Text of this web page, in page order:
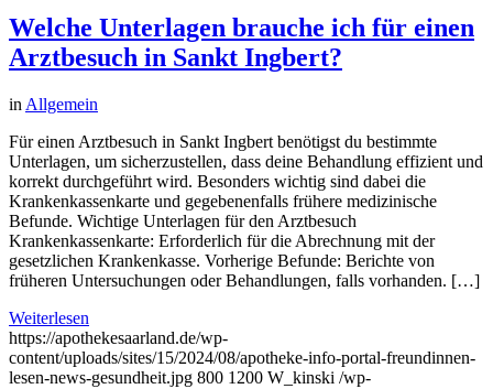
Welche Unterlagen brauche ich für einen
Arztbesuch in Sankt Ingbert?
in Allgemein
Für einen Arztbesuch in Sankt Ingbert benötigst du bestimmte
Unterlagen, um sicherzustellen, dass deine Behandlung effizient und
korrekt durchgeführt wird. Besonders wichtig sind dabei die
Krankenkassenkarte und gegebenenfalls frühere medizinische
Befunde. Wichtige Unterlagen für den Arztbesuch
Krankenkassenkarte: Erforderlich für die Abrechnung mit der
gesetzlichen Krankenkasse. Vorherige Befunde: Berichte von
früheren Untersuchungen oder Behandlungen, falls vorhanden. […]
Weiterlesen
https://apothekesaarland.de/wp-
content/uploads/sites/15/2024/08/apotheke-info-portal-freundinnen-
lesen-news-gesundheit.jpg 800 1200 W_kinski /wp-